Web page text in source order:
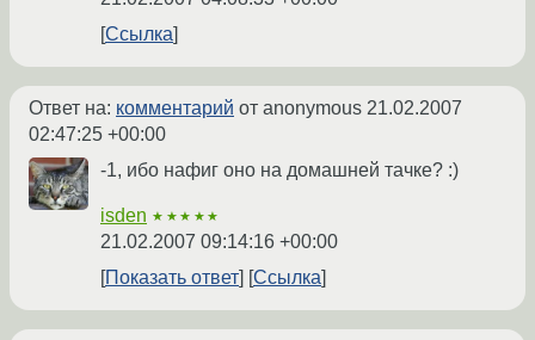
Ссылка
Ответ на: комментарий от anonymous 21.02.2007
02:47:25 +00:00
-1, ибо нафиг оно на домашней тачке? :)
isden ★★★★★
21.02.2007 09:14:16 +00:00
Показать ответ
Ссылка